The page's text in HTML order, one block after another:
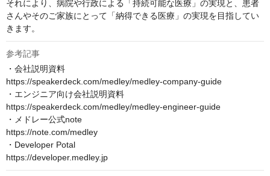
それにより、病院や行政による「持続可能な医療」の実現と、患者
さんやそのご家族にとって「納得できる医療」の実現を目指してい
きます。
参考記事
・会社説明資料
https://speakerdeck.com/medley/medley-company-guide
・エンジニア向け会社説明資料
https://speakerdeck.com/medley/medley-engineer-guide
・メドレー公式note
https://note.com/medley
・Developer Potal
https://developer.medley.jp